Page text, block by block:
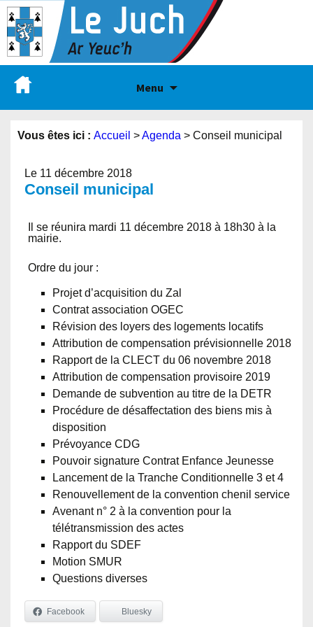
Menu
Vous êtes ici : Accueil >Agenda > Conseil municipal
Le 11 décembre 2018
Conseil municipal
Il se réunira mardi 11 décembre 2018 à 18h30 à la
mairie.
Ordre du jour :
Projet d’acquisition du Zal
Contrat association OGEC
Révision des loyers des logements locatifs
Attribution de compensation prévisionnelle 2018
Rapport de la CLECT du 06 novembre 2018
Attribution de compensation provisoire 2019
Demande de subvention au titre de la DETR
Procédure de désaffectation des biens mis à
disposition
Prévoyance CDG
Pouvoir signature Contrat Enfance Jeunesse
Lancement de la Tranche Conditionnelle 3 et 4
Renouvellement de la convention chenil service
Avenant n° 2 à la convention pour la
télétransmission des actes
Rapport du SDEF
Motion SMUR
Questions diverses
Facebook Bluesky